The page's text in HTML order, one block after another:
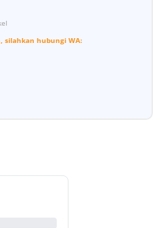
silahkan hubungi WA: